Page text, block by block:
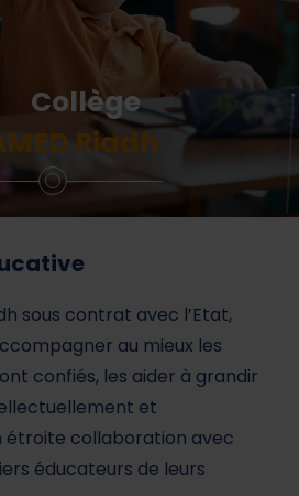
Collège
Riadh
sous contrat avec l’Etat,
au mieux les
confiés, les aider à grandir
et
étroite collaboration avec
éducateurs de leurs